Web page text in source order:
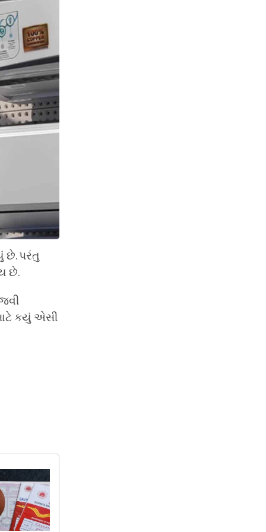
છે. પરંતુ
છે.
કયું એસી